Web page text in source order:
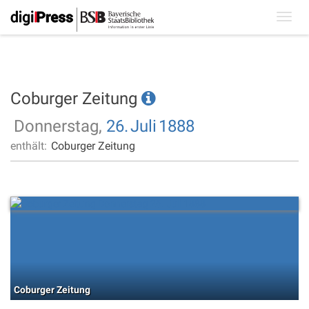
Coburger Zeitung
Donnerstag, 26.Juli 1888
enthält: Coburger Zeitung
Coburger Zeitung